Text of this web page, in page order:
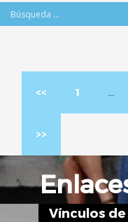
<< 1 …
>>
Vínculos